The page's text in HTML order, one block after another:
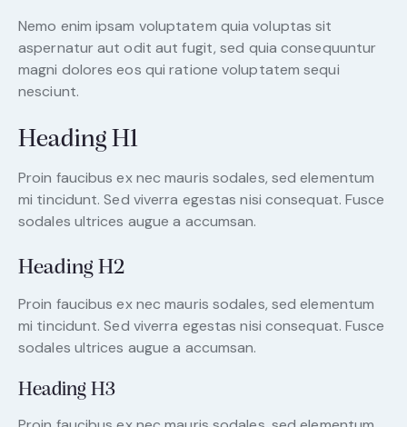
Nemo enim ipsam voluptatem quia voluptas sit
aspernatur aut odit aut fugit, sed quia consequuntur
magni dolores eos qui ratione voluptatem sequi
nesciunt.
Heading H1
Proin faucibus ex nec mauris sodales, sed elementum
mi tincidunt. Sed viverra egestas nisi consequat. Fusce
sodales ultrices augue a accumsan.
Heading H2
Proin faucibus ex nec mauris sodales, sed elementum
mi tincidunt. Sed viverra egestas nisi consequat. Fusce
sodales ultrices augue a accumsan.
Heading H3